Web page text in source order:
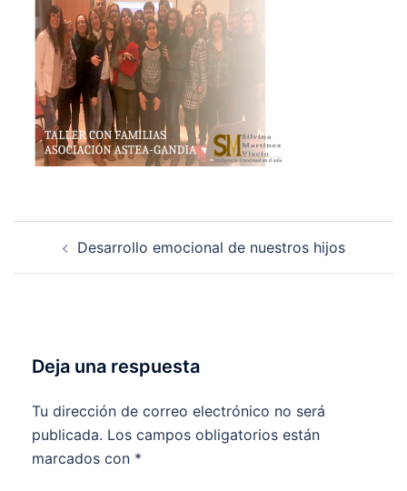
Desarrollo emocional de nuestros hijos
Deja una respuesta
Tu dirección de correo electrónico no será
publicada. Los campos obligatorios están
marcados con *